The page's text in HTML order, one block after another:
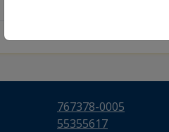
767378-0005
55355617